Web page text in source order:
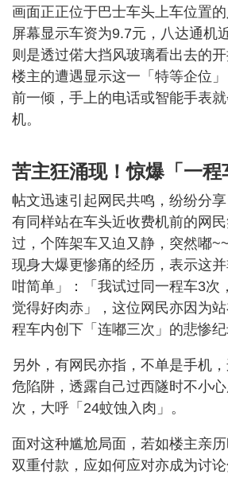
画面正正位于巴士车头上车位置的
屏幕显示车资为9.7元，八达通机
则是透过偌大挡风玻璃看出去的开
楼主的遭遇显示这一「特等企位
前一倾，手上的电话或智能手表
机。
苦主狂涌现！惊爆「一程
帖文迅速引起网民共鸣，纷纷分享
有同样站在车头近收费机前的网
过，个阵架车又迫又静，突然嘟
现身大爆更惨痛的经历，表示这
咁简单」：「我试过同一程车3次
觉得好肉赤」，这位网民亦因为
程车内创下「连嘟三次」的悲惨纪
另外，有网民亦指，不单是手机
危陷阱，透露自己过西隧时不小
次，大呼「24蚊蚀入肉」。
面对这种尴尬局面，若如楼主亲
双重付款，应如何应对亦成为讨